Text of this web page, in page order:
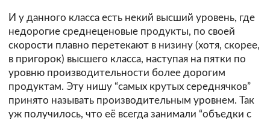
И у данного класса есть некий высший уровень, где
недорогие среднеценовые продукты, по своей
скорости плавно перетекают в низину (хотя, скорее,
в пригорок) высшего класса, наступая на пятки по
уровню производительности более дорогим
продуктам. Эту нишу “самых крутых середнячков”
принято называть производительным уровнем. Так
уж получилось, что её всегда занимали “объедки с